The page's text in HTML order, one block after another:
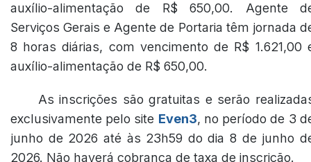
auxílio-alimentação de R$ 650,00. Agente
Serviços Gerais e Agente de Portaria têm jornada
8 horas diárias, com vencimento de R$ 1.621,00
auxílio-alimentação de R$ 650,00.
As inscrições são gratuitas e serão
exclusivamente pelo site Even3, no período de 3
junho de 2026 até às 23h59 do dia 8 de junho
2026. Não haverá cobrança de taxa de inscrição.